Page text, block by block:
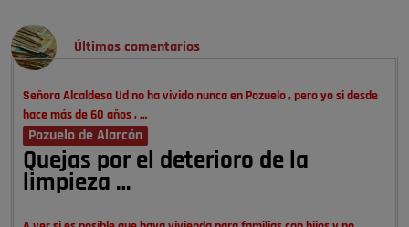
Últimos comentarios
Señora Alcaldesa Ud no ha vivido nunca en Pozuelo , pero yo si desde
hace más de 60 años , …
Pozuelo de Alarcón
Quejas por el deterioro de la
limpieza …